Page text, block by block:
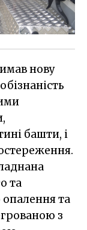
нову
башти, і
та
опалення та
з